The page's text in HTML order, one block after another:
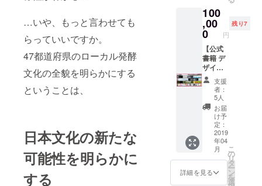
…いや、もっと言わせても
らっていいですか。
47都道府県のローカル発酵
文化の全貌を明らかにする
ということは、
日本文化の新たな
可能性を明らかに
する
定して
います
※申し込
み人数
にもよ
ります
が、複
数の日
程をご
案内い
たしま
す ※少
人数
（10人
以下）
でのレ
チャー
となり
※本の出
版が万
が一！
間に合
わな
かった
ら後日
郵送し
ます
します!!
●お礼
メール
●47発酵
サポー
ター限
定チ
ケット
1枚 ●展
覧会公
式書籍
1冊 ●関
連トー
クイベ
ントの
パス
ポート
●公式
ただ
き、自
分のお
店を展
示会サ
テライ
ト会場
として
発酵
ツーリ
ズム展
に参加
しよう!!
＼こん
なリ
ターン
です／
・展示
会サテ
100
,00
0 円
残り7
【公式
書籍 デ
ザイン
広告プ
ラン】
サポー
ター限
定チ
ケット
と展覧
会の内
容を凝
縮した
公式書
籍を1
支援
者：
5人
お届
け予
定：
2019
年04
月
詳細を見る
こ
の
リ
タ
ー
ン
を
選